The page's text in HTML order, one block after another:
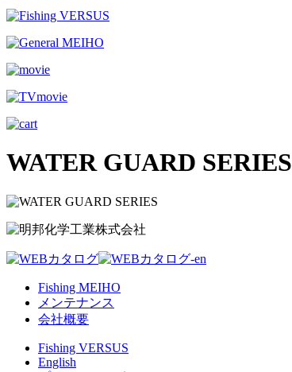
WATER GUARD SERIES
Fishing MEIHO
メンテナンス
会社概要
Fishing VERSUS
English